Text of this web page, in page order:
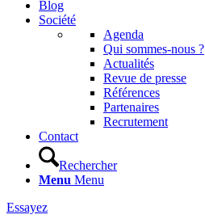
Blog
Société
Agenda
Qui sommes-nous ?
Actualités
Revue de presse
Références
Partenaires
Recrutement
Contact
Rechercher
Menu Menu
Essayez